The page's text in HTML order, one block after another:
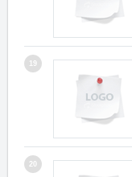
19
20